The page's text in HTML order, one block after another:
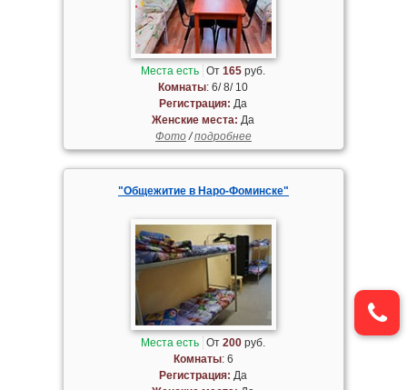
Места есть От165 руб.
Комнаты: 6/ 8/ 10
Регистрация: Да
Женские места: Да
Фото/подробнее
"Общежитие в Наро-Фоминске"
Места есть От200 руб.
Комнаты: 6
Регистрация: Да